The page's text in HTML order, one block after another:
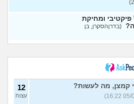
31)
21)
13
איך
בדוי, בן
13
עצות
ומחיקת
(בדרןהסקרן, בן
קמצן, מה לעשות? 12
עצות